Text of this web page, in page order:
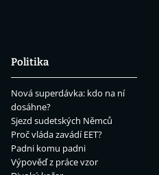
Politika
Nová superdávka: kdo na ní
dosáhne?
Sjezd sudetských Němců
Proč vláda zavádí EET?
Padni komu padni
Výpověď z práce vzor